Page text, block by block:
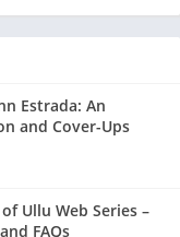
Estrada: An
and Cover-Ups
Ullu Web Series –
FAQs